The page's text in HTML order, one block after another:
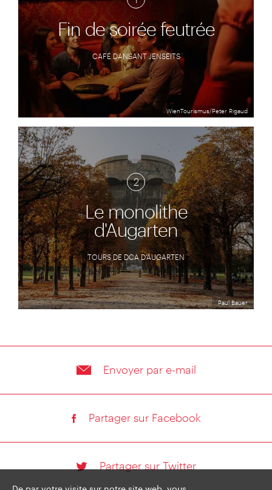
WienTourismus/Peter Rigaud
Fin de soirée feutrée
CAFÉ DANSANT JENSEITS
Paul Bauer
2
Le monolithe
d'Augarten
TOURS DE DCA D'AUGARTEN
Envoyer par e-mail
Partager sur Facebook
Partager sur Twitter